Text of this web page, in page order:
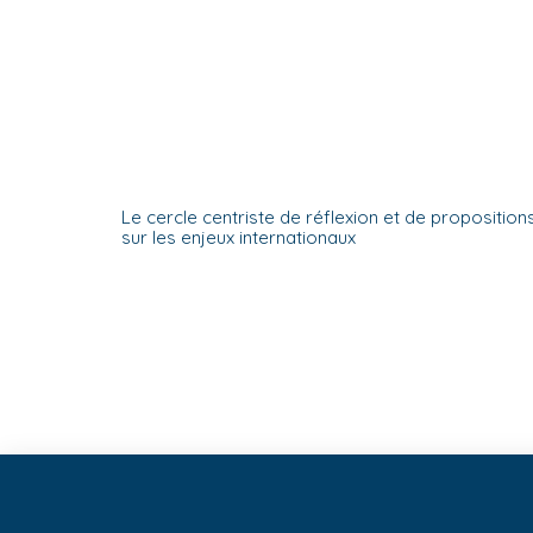
Le cercle centriste de réflexion et de
sur les enjeux internationaux